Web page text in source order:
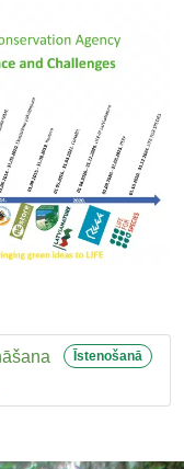
Īstenošanā